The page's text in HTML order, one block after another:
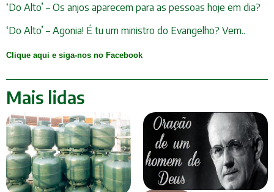
‘Do Alto’ – Os anjos aparecem para as pessoas hoje em dia?
‘Do Alto’ – Agonia! É tu um ministro do Evangelho? Vem..
Clique aqui e siga-nos no Facebook
Mais lidas